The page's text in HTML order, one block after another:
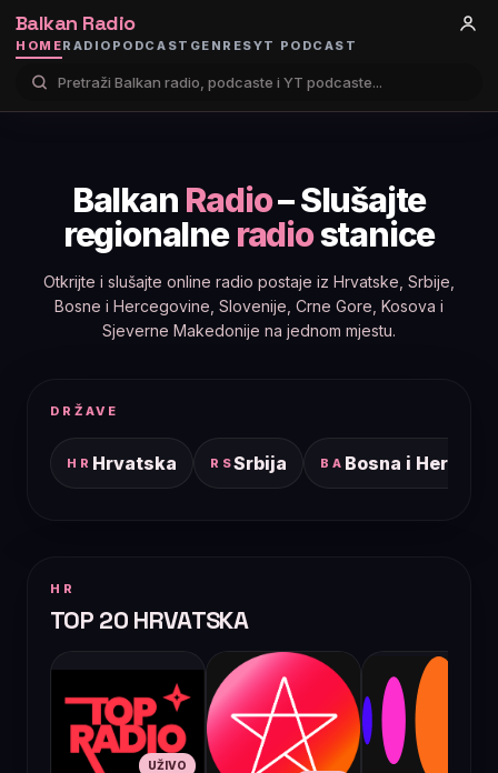
Balkan Radio
HOMERADIO PODCAST GENRESYT PODCAST
Balkan Radio– Slušajte
regionalneradiostanice
Otkrijte i slušajte online radio postaje iz Hrvatske, Srbije,
Bosne i Hercegovine, Slovenije, Crne Gore, Kosova i
Sjeverne Makedonije na jednom mjestu.
DRŽAVE
HR Hrvatska RSSrbija BA Bosna i
HR
TOP 20 HRVATSKA
UŽIVO